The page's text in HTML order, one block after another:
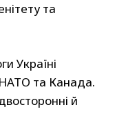
та
Україні
НАТО та Канада.
й